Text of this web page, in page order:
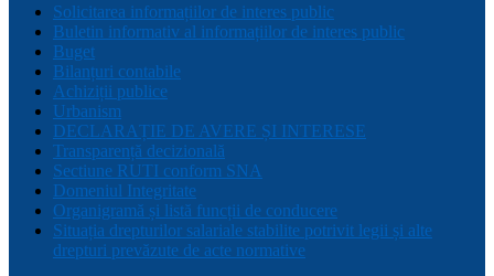
Solicitarea informațiilor de interes public
Buletin informativ al informațiilor de interes public
Buget
Bilanțuri contabile
Achiziții publice
Urbanism
DECLARAȚIE DE AVERE ȘI INTERESE
Transparență decizională
Sectiune RUTI conform SNA
Domeniul Integritate
Organigramă și listă funcții de conducere
Situația drepturilor salariale stabilite potrivit legii și alte
drepturi prevăzute de acte normative